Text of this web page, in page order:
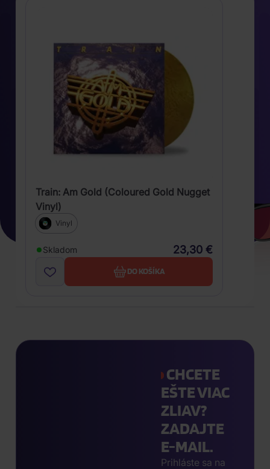
Train: Am Gold (Coloured Gold Nugget
Vinyl)
Vinyl
Skladom 23,30 €
DO KOŠÍKA
CHCETE
EŠTE VIAC
ZLIAV?
ZADAJTE
E-MAIL.
Prihláste sa na